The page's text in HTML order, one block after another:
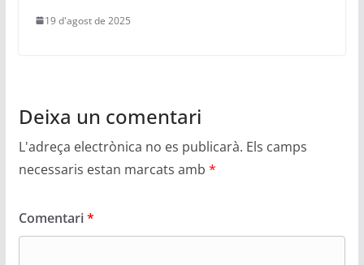
19 d'agost de 2025
Deixa un comentari
L'adreça electrònica no es publicarà. Els camps
necessaris estan marcats amb *
Comentari*